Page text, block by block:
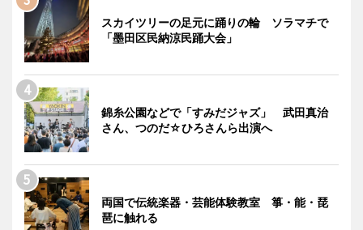
スカイツリーの足元に踊りの輪 ソラマチで
「墨田区民納涼民踊大会」
錦糸公園などで「すみだジャズ」 武田真治
さん、つのだ☆ひろさんら出演へ
両国で伝統楽器・芸能体験教室 箏・能・琵
琶に触れる